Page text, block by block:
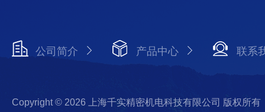
公司简介 产品中心 联系
Copyright © 2026 上海千实精密机电科技有限公司 版权所有